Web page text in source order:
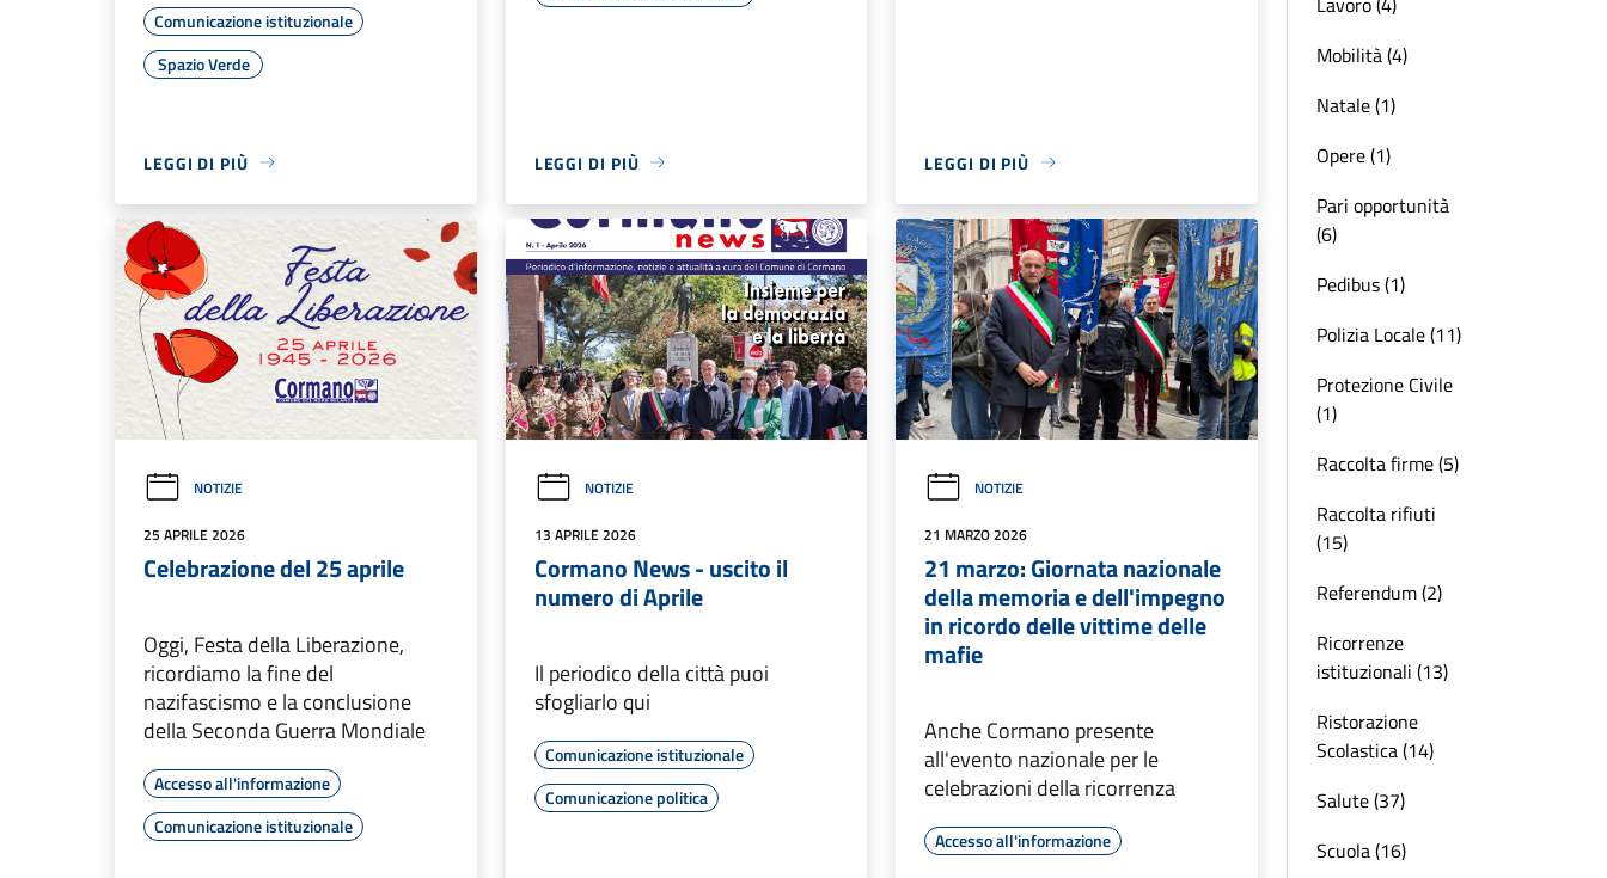
Comunicazione istituzionale
Spazio Verde
LEGGI DI PIÙ LEGGI DI PIÙ LEGGI DI PIÙ
NOTIZIE
25 APRILE 2026
Celebrazione del 25 aprile
Oggi, Festa della Liberazione,
ricordiamo la fine del
nazifascismo e la conclusione
della Seconda Guerra Mondiale
Accesso all'informazione
Comunicazione istituzionale
NOTIZIE
13 APRILE 2026
Cormano News - uscito il
numero di Aprile
Il periodico della città puoi
sfogliarlo qui
Comunicazione istituzionale
Comunicazione politica
NOTIZIE
21 MARZO 2026
21 marzo: Giornata nazionale
della memoria e dell'impegno
in ricordo delle vittime delle
mafie
Anche Cormano presente
all'evento nazionale per le
celebrazioni della ricorrenza
Accesso all'informazione
Mobilità (4)
Natale (1)
Opere (1)
Pari opportunità
(6)
Pedibus (1)
Polizia Locale (11)
Protezione Civile
(1)
Raccolta firme (5)
Raccolta rifiuti
(15)
Referendum (2)
Ricorrenze
istituzionali (13)
Ristorazione
Scolastica (14)
Salute (37)
Scuola (16)